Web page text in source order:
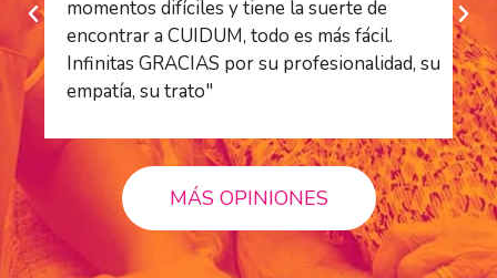
momentos difíciles y tiene la suerte de
encontrar a CUIDUM, todo es más fácil.
Infinitas GRACIAS por su profesionalidad, su
empatía, su trato"
MÁS OPINIONES